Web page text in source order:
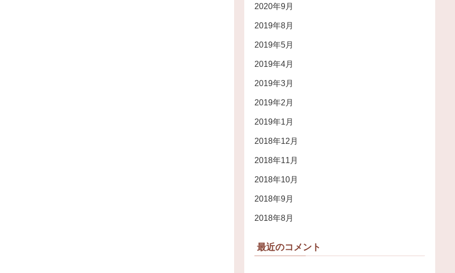
2020年9月
2019年8月
2019年5月
2019年4月
2019年3月
2019年2月
2019年1月
2018年12月
2018年11月
2018年10月
2018年9月
2018年8月
最近のコメント